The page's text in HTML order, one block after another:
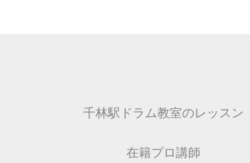
千林駅ドラム教室のレッスン
在籍プロ講師